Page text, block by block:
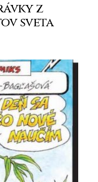
z
sveta